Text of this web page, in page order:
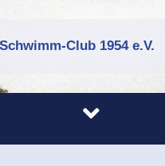
Club 1954 e.V.